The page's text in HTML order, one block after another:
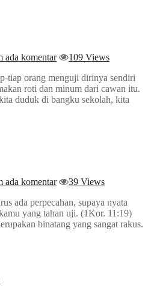
ada komentar
109 Views
tiap orang menguji dirinya sendiri
roti dan minum dari cawan itu.
duduk di bangku sekolah, kita
ada komentar
39 Views
ada perpecahan, supaya nyata
yang tahan uji. (1Kor. 11:19)
binatang yang sangat rakus.